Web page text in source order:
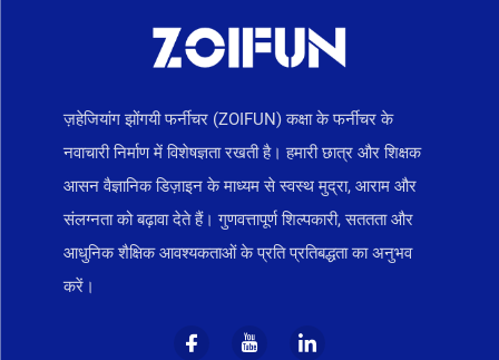
ज़हेजियांग झोंगयी फर्नीचर (ZOIFUN) कक्षा के फर्नीचर के
नवाचारी निर्माण में विशेषज्ञता रखती है। हमारी छात्र और शिक्षक
आसन वैज्ञानिक डिज़ाइन के माध्यम से स्वस्थ मुद्रा, आराम और
संलग्नता को बढ़ावा देते हैं। गुणवत्तापूर्ण शिल्पकारी, सततता और
आधुनिक शैक्षिक आवश्यकताओं के प्रति प्रतिबद्धता का अनुभव
करें।